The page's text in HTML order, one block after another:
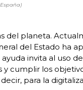
del planeta.
del Estado ha
invita al uso
y cumplir los
para la